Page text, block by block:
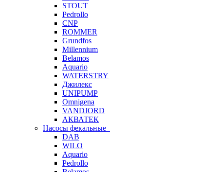
STOUT
Pedrollo
CNP
ROMMER
Grundfos
Millennium
Belamos
Aquario
WATERSTRY
Джилекс
UNIPUMP
Omnigena
VANDJORD
АКВАТЕК
Насосы фекальные
DAB
WILO
Aquario
Pedrollo